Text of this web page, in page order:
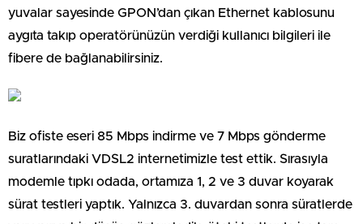
yuvalar sayesinde GPON’dan çıkan Ethernet kablosunu
aygıta takıp operatörünüzün verdiği kullanıcı bilgileri ile
fibere de bağlanabilirsiniz.
Biz ofiste eseri 85 Mbps indirme ve 7 Mbps gönderme
suratlarındaki VDSL2 internetimizle test ettik. Sırasıyla
modemle tıpkı odada, ortamıza 1, 2 ve 3 duvar koyarak
sürat testleri yaptık. Yalnızca 3. duvardan sonra süratlerde